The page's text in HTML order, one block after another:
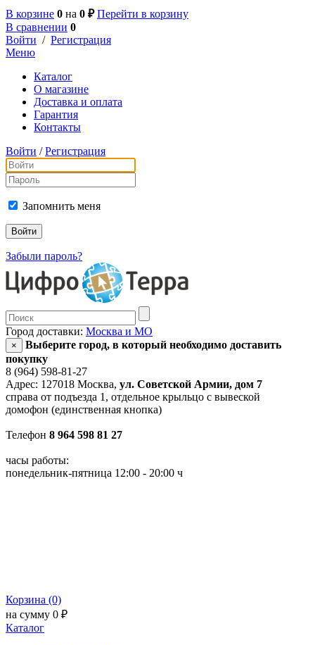
В корзине 0 на 0 ₽ Перейти в корзину
В сравнении 0
Войти / Регистрация
Меню
Каталог
О магазине
Доставка и оплата
Гарантия
Контакты
Войти / Регистрация
Запомнить меня
Забыли пароль?
Город доставки: Москва и МО
×
Выберите город, в который необходимо доставить
покупку
8 (964) 598-81-27
Адрес: 127018 Москва, ул. Советской Армии, дом 7
справа от подъезда 1, отдельное крыльцо с вывеской
домофон (единственная кнопка)
Телефон 8 964 598 81 27
часы работы:
понедельник-пятница 12:00 - 20:00 ч
Корзина (0)
на сумму 0 ₽
Каталог